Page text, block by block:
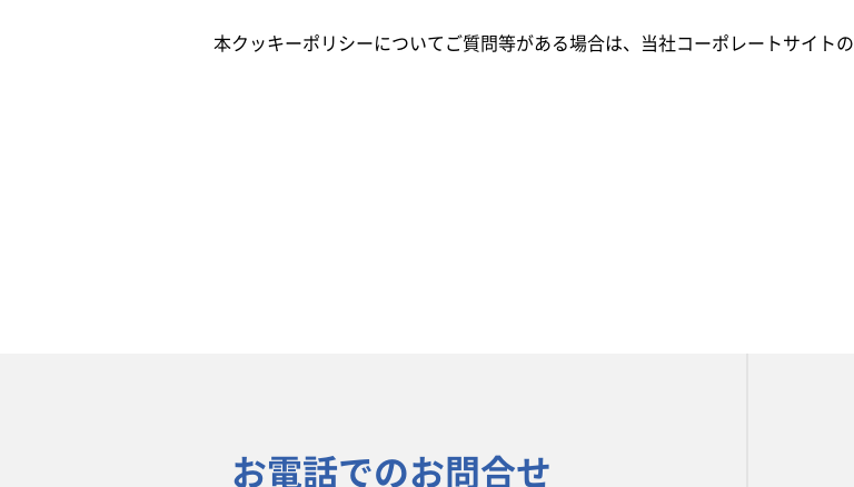
本クッキーポリシーについてご質問等がある場合は、当社コーポレートサイトの
お電話でのお問合せ